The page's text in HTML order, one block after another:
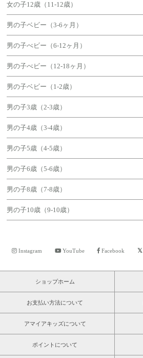
女の子12歳（11-12歳）
男の子ベビー（3-6ヶ月）
男の子べビー（6-12ヶ月）
男の子べビー（12-18ヶ月）
男の子ベビー（1-2歳）
男の子3歳（2-3歳）
男の子4歳（3-4歳）
男の子5歳（4-5歳）
男の子6歳（5-6歳）
男の子8歳（7-8歳）
男の子10歳（9-10歳）
Instagram YouTube Facebook
ショップホーム
お支払い方法について
アマイアキッズについて
ポイントについて